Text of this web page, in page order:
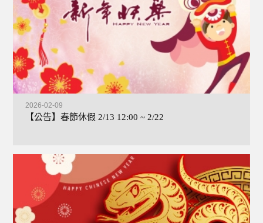
2026-02-09
【公告】春節休假 2/13 12:00 ~ 2/22
+